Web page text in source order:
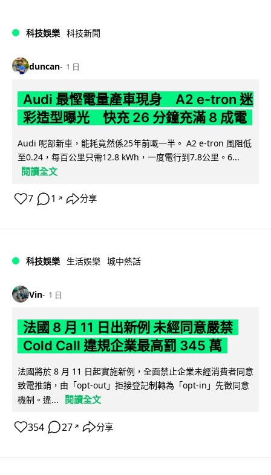
科技娛樂 科技新聞
duncan 1 日
Audi 最慳電量產車現身 A2 e-tron 迷
彩造型曝光 快充 26 分鐘充滿 8 成電
Audi 呢部新車，能耗竟然係25年前嘅一半。 A2 e-tron 風阻低
至0.24，每百公里只需12.8 kWh，一度電行到7.8公里。6...
閱讀全文
7 1 ↗ 分享
科技娛樂 生活娛樂 城中熱話
Vin 1 日
法國 8 月 11 日出新例 未經同意嚴禁
Cold Call 違規企業最高罰 345 萬
法國將於 8 月 11 日起實施新例，全面禁止企業未經消費者同意
致電推銷，由「opt-out」拒接登記制轉為「opt-in」先徵同意
機制。違...
閱讀全文
354 27 ↗ 分享